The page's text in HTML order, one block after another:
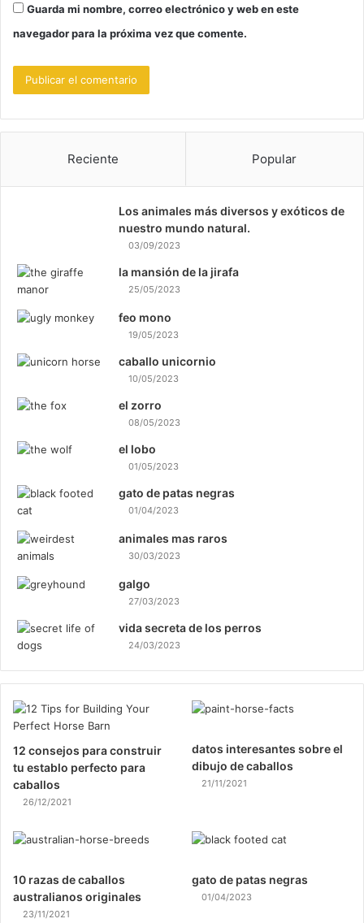
Guarda mi nombre, correo electrónico y web en este
navegador para la próxima vez que comente.
Reciente Popular
Los animales más diversos y exóticos de
nuestro mundo natural.
03/09/2023
la mansión de la jirafa
25/05/2023
feo mono
19/05/2023
caballo unicornio
10/05/2023
el zorro
08/05/2023
el lobo
01/05/2023
gato de patas negras
01/04/2023
animales mas raros
30/03/2023
galgo
27/03/2023
vida secreta de los perros
24/03/2023
12 consejos para construir
tu establo perfecto para
caballos
26/12/2021
datos interesantes sobre el
dibujo de caballos
21/11/2021
10 razas de caballos
australianos originales
23/11/2021
gato de patas negras
01/04/2023